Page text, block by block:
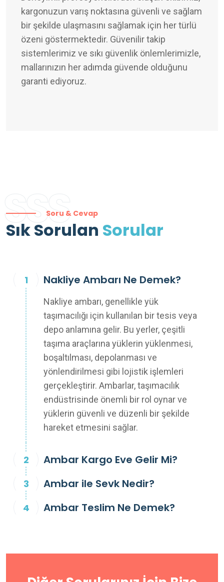
kargonuzun varış noktasına güvenli ve sağlam
bir şekilde ulaşmasını sağlamak için her türlü
özeni göstermektedir. Güvenilir takip
sistemlerimiz ve sıkı güvenlik önlemlerimizle,
mallarınızın her adımda güvende olduğunu
garanti ediyoruz.
SSSSoru & Cevap
Sık Sorulan Sorular
Nakliye Ambarı Ne Demek?
Nakliye ambarı, genellikle yük
taşımacılığı için kullanılan bir tesis veya
depo anlamına gelir. Bu yerler, çeşitli
taşıma araçlarına yüklerin yüklenmesi,
boşaltılması, depolanması ve
yönlendirilmesi gibi lojistik işlemleri
gerçekleştirir. Ambarlar, taşımacılık
endüstrisinde önemli bir rol oynar ve
yüklerin güvenli ve düzenli bir şekilde
hareket etmesini sağlar.
Ambar Kargo Eve Gelir Mi?
Ambar ile Sevk Nedir?
Ambar Teslim Ne Demek?